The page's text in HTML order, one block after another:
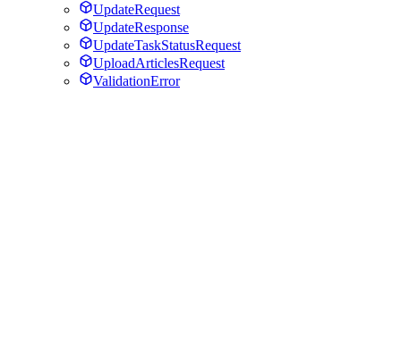
UpdateRequest
UpdateResponse
UpdateTaskStatusRequest
UploadArticlesRequest
ValidationError